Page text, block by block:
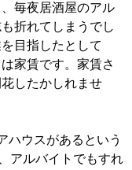
毎夜居酒屋のアル
折れてしまうでし
目指したとして
家賃です。家賃さ
したかしれませ
ウスがあるという
アルバイトでもすれ